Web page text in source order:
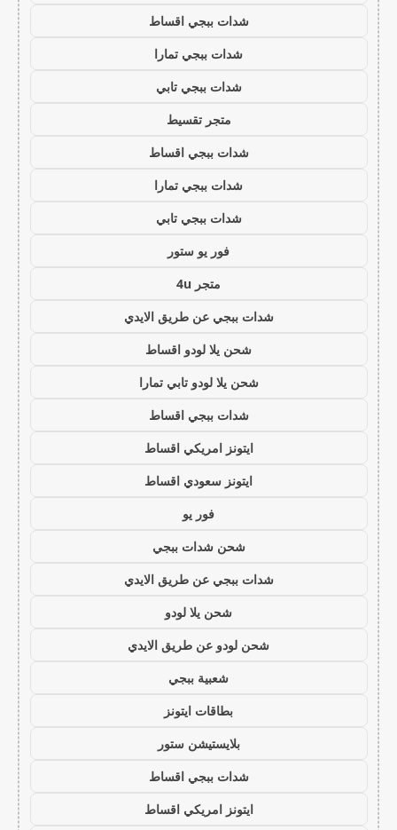
شدات ببجي اقساط
شدات ببجي تمارا
شدات ببجي تابي
متجر تقسيط
شدات ببجي اقساط
شدات ببجي تمارا
شدات ببجي تابي
فور يو ستور
متجر 4u
شدات ببجي عن طريق الايدي
شحن يلا لودو اقساط
شحن يلا لودو تابي تمارا
شدات ببجي اقساط
ايتونز امريكي اقساط
ايتونز سعودي اقساط
فور يو
شحن شدات ببجي
شدات ببجي عن طريق الايدي
شحن يلا لودو
شحن لودو عن طريق الايدي
شعبية ببجي
بطاقات ايتونز
بلايستيشن ستور
شدات ببجي اقساط
ايتونز امريكي اقساط